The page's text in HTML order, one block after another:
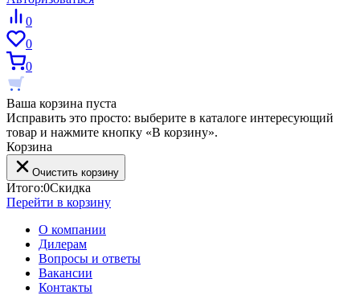
0
0
0
Ваша корзина пуста
Исправить это просто: выберите в каталоге интересующий
товар и нажмите кнопку «В корзину».
Корзина
Очистить корзину
Итого:0Скидка
Перейти в корзину
О компании
Дилерам
Вопросы и ответы
Вакансии
Контакты